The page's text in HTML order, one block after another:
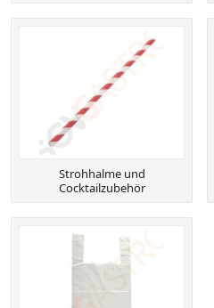
Strohhalme und
Cocktailzubehör